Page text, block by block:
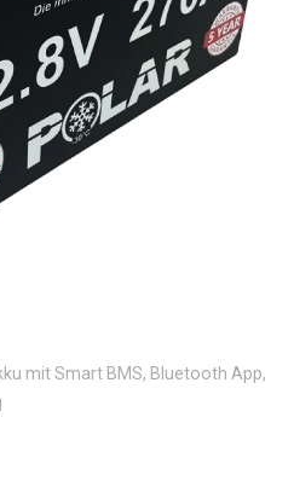
mit Smart BMS, Bluetooth App,